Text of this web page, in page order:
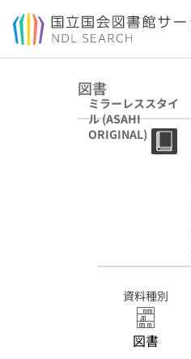
本文へ移動
図書
ミラーレススタイ
ル (ASAHI
ORIGINAL)
資料種別
図書